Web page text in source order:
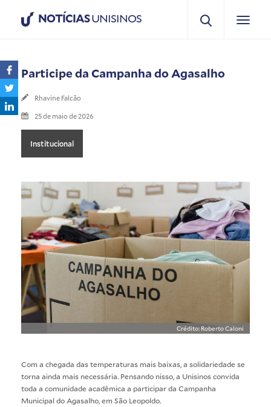
NOTÍCIASUNISINOS
Participe da Campanha do Agasalho
Rhavine Falcão
25 de maio de 2026
Institucional
Crédito: Roberto Caloni
Com a chegada das temperaturas mais baixas, a solidariedade se
torna ainda mais necessária. Pensando nisso, a Unisinos convida
toda a comunidade acadêmica a participar da Campanha
Municipal do Agasalho, em São Leopoldo.